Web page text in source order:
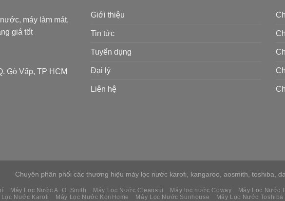
máy làm mát,
giá tốt
Gò Vấp, TP HCM
Giới thiệu
Tin tức
Tuyển dụng
Đại lý
Liên hệ
Chuyên phân phối các thương hiệu máy lọc nước karofi, kangaroo, aosmith, toshiba,
Máy Lọc Nước A. O. Smith Máy Lọc Nước Cleansui Máy lọc nước Coway
Máy Lọc Nước
Lọc Nước Karofi Máy Lọc Nước KoriHome Máy Lọc Nước Sunhouse Máy Lọc Nước Toshiba